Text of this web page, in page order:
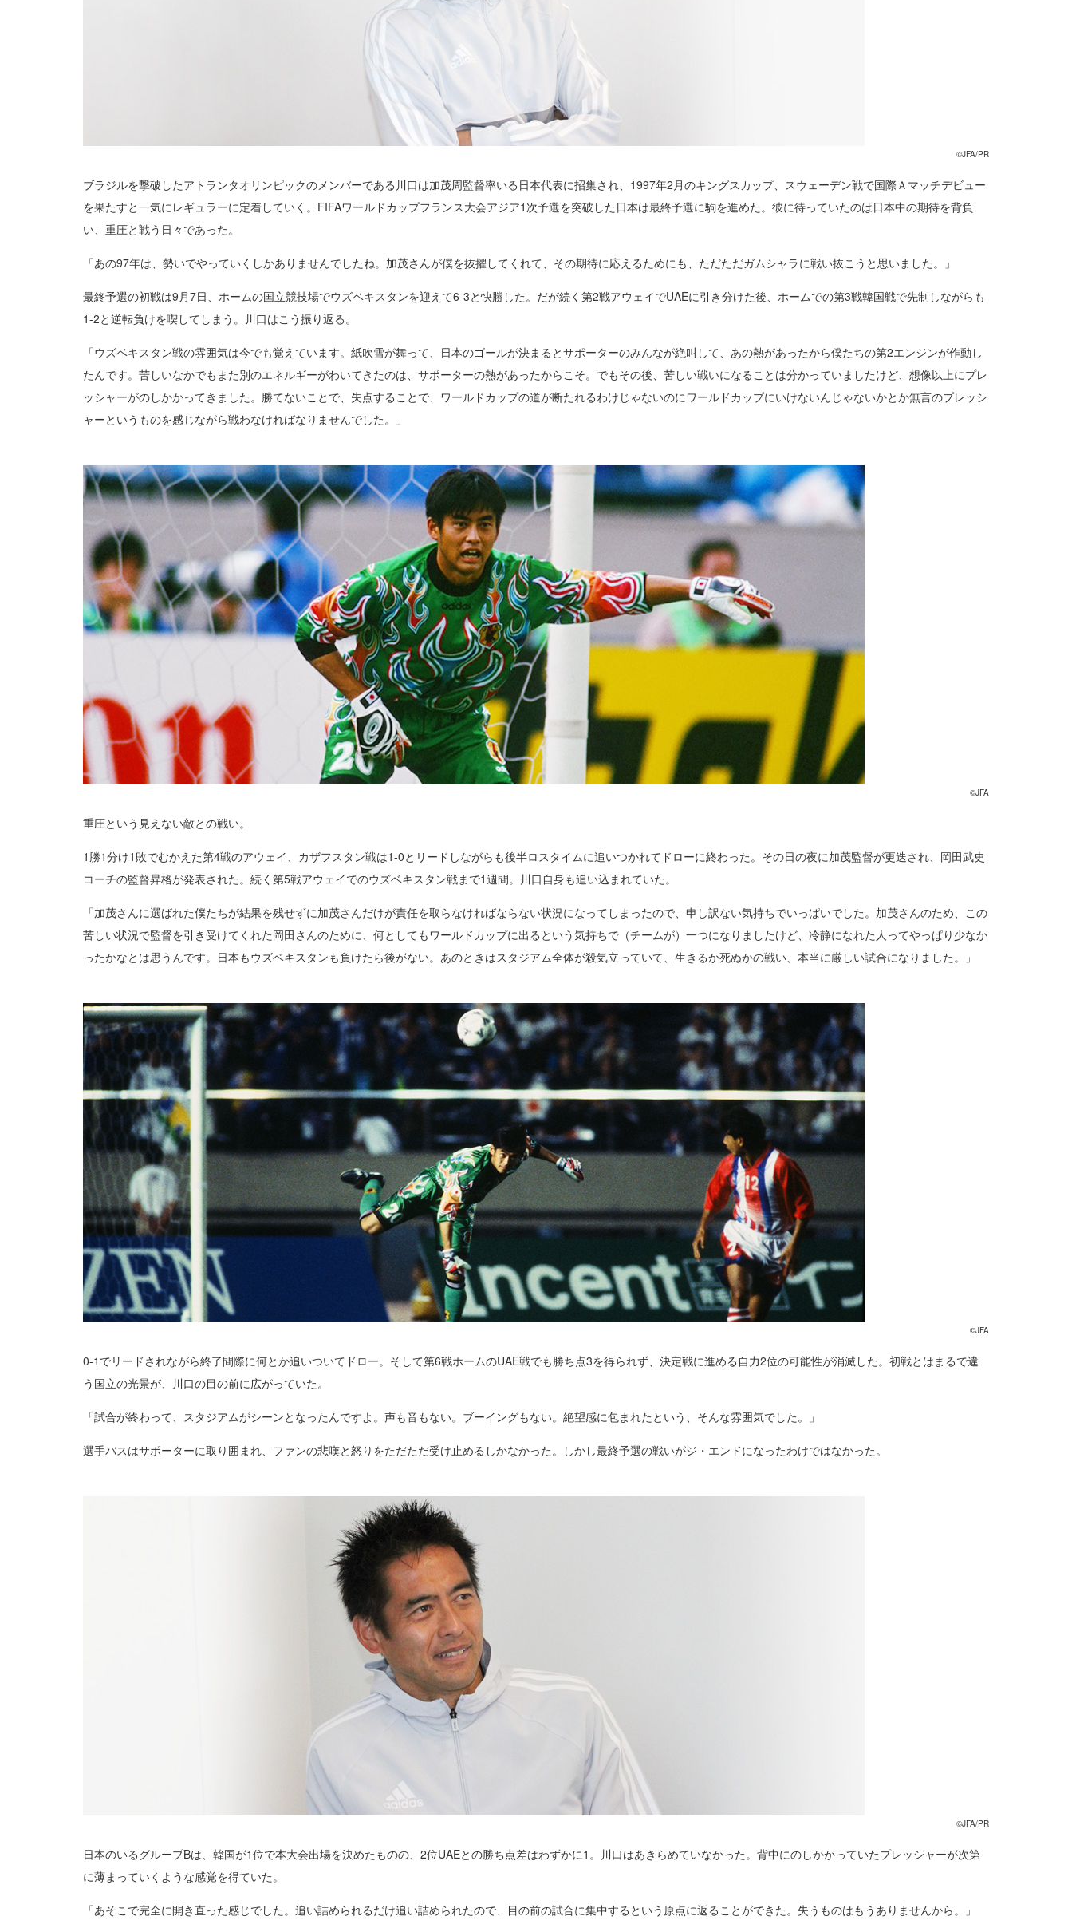
©JFA/PR
ブラジルを撃破したアトランタオリンピックのメンバーである川口は加茂周監督率いる日本代表に招集され、1997年2月のキングスカップ、スウェーデン戦で国際Ａマッチデビュー
を果たすと一気にレギュラーに定着していく。FIFAワールドカップフランス大会アジア1次予選を突破した日本は最終予選に駒を進めた。彼に待っていたのは日本中の期待を背負
い、重圧と戦う日々であった。
「あの97年は、勢いでやっていくしかありませんでしたね。加茂さんが僕を抜擢してくれて、その期待に応えるためにも、ただただガムシャラに戦い抜こうと思いました。」
最終予選の初戦は9月7日、ホームの国立競技場でウズベキスタンを迎えて6-3と快勝した。だが続く第2戦アウェイでUAEに引き分けた後、ホームでの第3戦韓国戦で先制しながらも
1-2と逆転負けを喫してしまう。川口はこう振り返る。
「ウズベキスタン戦の雰囲気は今でも覚えています。紙吹雪が舞って、日本のゴールが決まるとサポーターのみんなが絶叫して、あの熱があったから僕たちの第2エンジンが作動し
たんです。苦しいなかでもまた別のエネルギーがわいてきたのは、サポーターの熱があったからこそ。でもその後、苦しい戦いになることは分かっていましたけど、想像以上にプレ
ッシャーがのしかかってきました。勝てないことで、失点することで、ワールドカップの道が断たれるわけじゃないのにワールドカップにいけないんじゃないかとか無言のプレッシ
ャーというものを感じながら戦わなければなりませんでした。」
©JFA
重圧という見えない敵との戦い。
1勝1分け1敗でむかえた第4戦のアウェイ、カザフスタン戦は1-0とリードしながらも後半ロスタイムに追いつかれてドローに終わった。その日の夜に加茂監督が更迭され、岡田武史
コーチの監督昇格が発表された。続く第5戦アウェイでのウズベキスタン戦まで1週間。川口自身も追い込まれていた。
「加茂さんに選ばれた僕たちが結果を残せずに加茂さんだけが責任を取らなければならない状況になってしまったので、申し訳ない気持ちでいっぱいでした。加茂さんのため、この
苦しい状況で監督を引き受けてくれた岡田さんのために、何としてもワールドカップに出るという気持ちで（チームが）一つになりましたけど、冷静になれた人ってやっぱり少なか
ったかなとは思うんです。日本もウズベキスタンも負けたら後がない。あのときはスタジアム全体が殺気立っていて、生きるか死ぬかの戦い、本当に厳しい試合になりました。」
©JFA
0-1でリードされながら終了間際に何とか追いついてドロー。そして第6戦ホームのUAE戦でも勝ち点3を得られず、決定戦に進める自力2位の可能性が消滅した。初戦とはまるで違
う国立の光景が、川口の目の前に広がっていた。
「試合が終わって、スタジアムがシーンとなったんですよ。声も音もない。ブーイングもない。絶望感に包まれたという、そんな雰囲気でした。」
選手バスはサポーターに取り囲まれ、ファンの悲嘆と怒りをただただ受け止めるしかなかった。しかし最終予選の戦いがジ・エンドになったわけではなかった。
©JFA/PR
日本のいるグループBは、韓国が1位で本大会出場を決めたものの、2位UAEとの勝ち点差はわずかに1。川口はあきらめていなかった。背中にのしかかっていたプレッシャーが次第
に薄まっていくような感覚を得ていた。
「あそこで完全に開き直った感じでした。追い詰められるだけ追い詰められたので、目の前の試合に集中するという原点に返ることができた。失うものはもうありませんから。」